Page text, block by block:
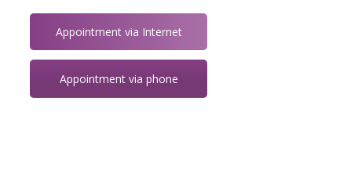
Appointment via Internet
Appointment via phone